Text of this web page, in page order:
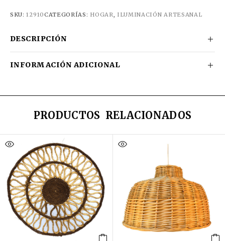
SKU:12910CATEGORÍAS: HOGAR, ILUMINACIÓN ARTESANAL
DESCRIPCIÓN
INFORMACIÓN ADICIONAL
PRODUCTOS RELACIONADOS